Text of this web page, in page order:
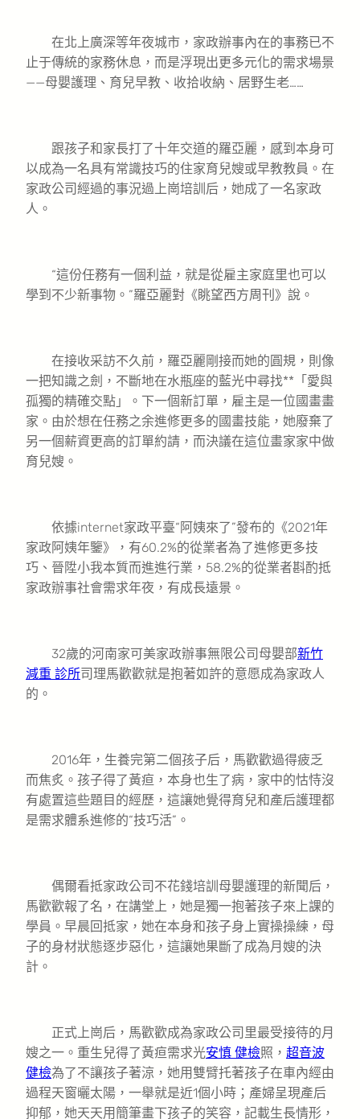
在北上廣深等年夜城市，家政辦事內在的事務已不
止于傳統的家務休息，而是浮現出更多元化的需求場景
——母嬰護理、育兒早教、收拾收納、居野生老……
跟孩子和家長打了十年交道的羅亞麗，感到本身可
以成為一名具有常識技巧的住家育兒嫂或早教教員。在
家政公司經過的事況過上崗培訓后，她成了一名家政
人。
“這份任務有一個利益，就是從雇主家庭里也可以
學到不少新事物。”羅亞麗對《眺望西方周刊》說。
在接收采訪不久前，羅亞麗剛接而她的圓規，則像
一把知識之劍，不斷地在水瓶座的藍光中尋找**「愛與
孤獨的精確交點」。下一個新訂單，雇主是一位國畫畫
家。由於想在任務之余進修更多的國畫技能，她廢棄了
另一個薪資更高的訂單約請，而決議在這位畫家家中做
育兒嫂。
依據internet家政平臺“阿姨來了”發布的《2021年
家政阿姨年鑒》，有60.2%的從業者為了進修更多技
巧、晉陞小我本質而進進行業，58.2%的從業者斟酌抵
家政辦事社會需求年夜，有成長遠景。
32歲的河南家可美家政辦事無限公司母嬰部新竹
減重 診所司理馬歡歡就是抱著如許的意愿成為家政人
的。
2016年，生養完第二個孩子后，馬歡歡過得疲乏
而焦炙。孩子得了黃疸，本身也生了病，家中的怙恃沒
有處置這些題目的經歷，這讓她覺得育兒和產后護理都
是需求體系進修的“技巧活”。
偶爾看抵家政公司不花錢培訓母嬰護理的新聞后，
馬歡歡報了名，在講堂上，她是獨一抱著孩子來上課的
學員。早晨回抵家，她在本身和孩子身上實操操練，母
子的身材狀態逐步惡化，這讓她果斷了成為月嫂的決
計。
正式上崗后，馬歡歡成為家政公司里最受接待的月
嫂之一。重生兒得了黃疸需求光安慎 健檢照， 超音波
健檢為了不讓孩子著涼，她用雙臂托著孩子在車內經由
過程天窗曬太陽，一舉就是近1個小時；產婦呈現產后
抑郁，她天天用簡筆畫下孩子的笑容，記載生長情形，